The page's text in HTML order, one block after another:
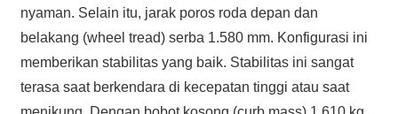
nyaman. Selain itu, jarak poros roda depan dan
belakang (wheel tread) serba 1.580 mm. Konfigurasi ini
memberikan stabilitas yang baik. Stabilitas ini sangat
terasa saat berkendara di kecepatan tinggi atau saat